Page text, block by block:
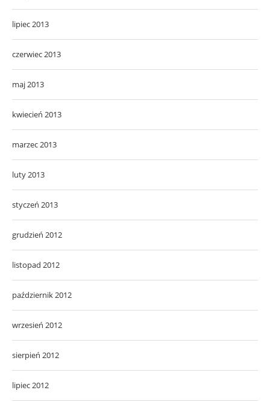
lipiec 2013
czerwiec 2013
maj 2013
kwiecień 2013
marzec 2013
luty 2013
styczeń 2013
grudzień 2012
listopad 2012
październik 2012
wrzesień 2012
sierpień 2012
lipiec 2012